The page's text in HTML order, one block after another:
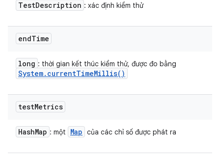
TestDescription : xác định kiểm thử
endTime
long : thời gian kết thúc kiểm thử, được đo bằng
System. currentTimeMillis( )
testMetrics
HashMap : một Map của các chỉ số được phát ra